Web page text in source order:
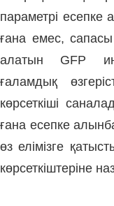
параметрі есепке
ғана емес, сапа­сы
алатын GFP
ғаламдық
көрсеткіші
ғана есепке
өз елімізге
көрсеткіштеріне